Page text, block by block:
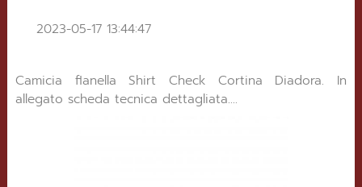
2023-05-17 13:44:47
Camicia flanella Shirt Check Cortina Diadora. In
allegato scheda tecnica dettagliata....